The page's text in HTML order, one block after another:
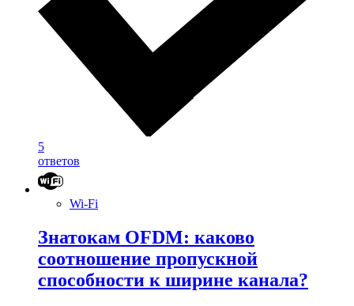
5
ответов
Wi-Fi
Знатокам OFDM: каково
соотношение пропускной
способности к ширине канала?